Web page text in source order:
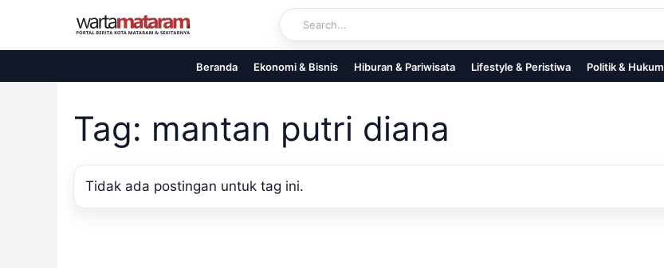
content
Beranda Ekonomi & Bisnis Hiburan & Pariwisata Lifestyle & Peristiwa Politik & Hukum
Tag: mantan putri diana
Tidak ada postingan untuk tag ini.